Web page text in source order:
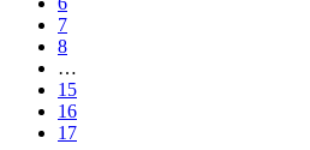
7
8
…
15
16
17